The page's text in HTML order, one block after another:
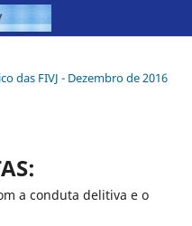
das FIVJ - Dezembro de 2016
a conduta delitiva e o